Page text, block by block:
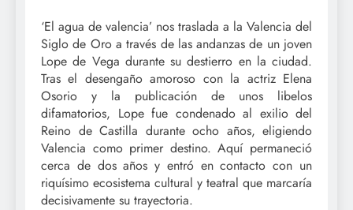
‘El agua de valencia’ nos traslada a la Valencia del
Siglo de Oro a través de las andanzas de un joven
Lope de Vega durante su destierro en la ciudad.
Tras el desengaño amoroso con la actriz Elena
Osorio y la publicación de unos libelos
difamatorios, Lope fue condenado al exilio del
Reino de Castilla durante ocho años, eligiendo
Valencia como primer destino. Aquí permaneció
cerca de dos años y entró en contacto con un
riquísimo ecosistema cultural y teatral que marcaría
decisivamente su trayectoria.